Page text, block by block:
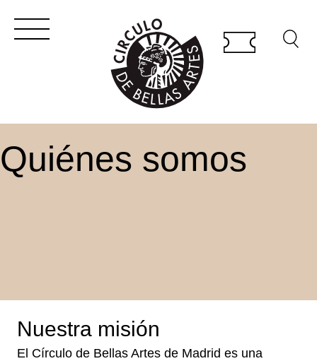
Quiénes somos
Nuestra misión
El Círculo de Bellas Artes de Madrid es una